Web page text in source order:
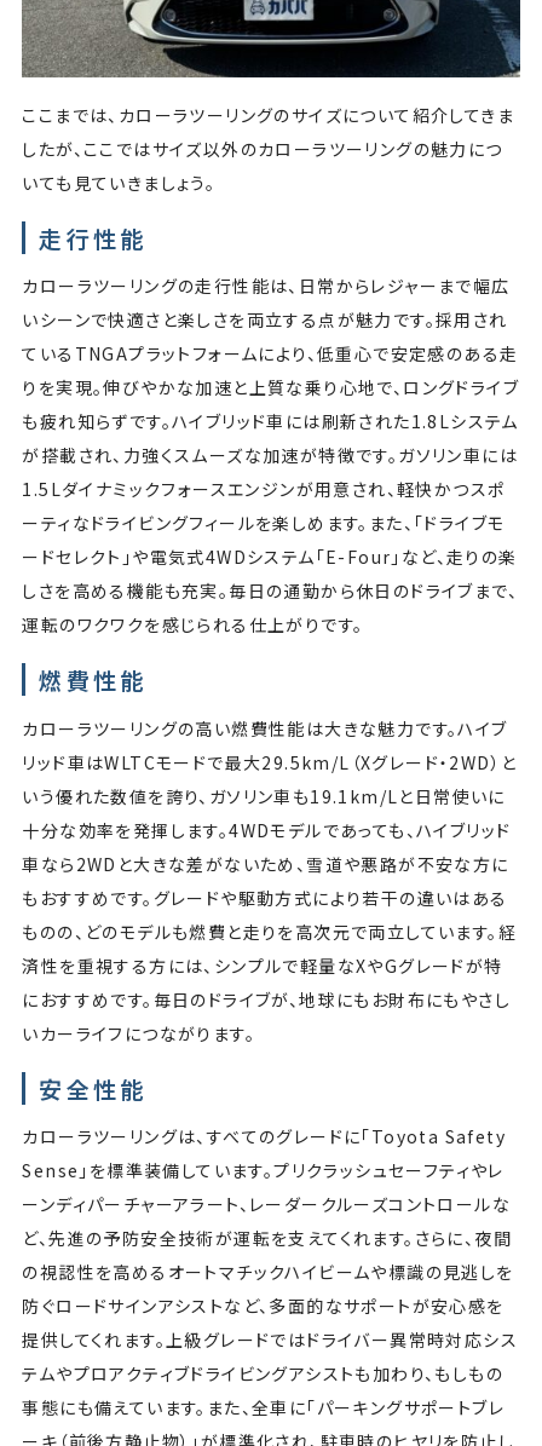
ここまでは、カローラツーリングのサイズについて紹介してきま
したが、ここではサイズ以外のカローラツーリングの魅力につ
いても見ていきましょう。
走行性能
カローラツーリングの走行性能は、日常からレジャーまで幅広
いシーンで快適さと楽しさを両立する点が魅力です。採用され
ているTNGAプラットフォームにより、低重心で安定感のある走
りを実現。伸びやかな加速と上質な乗り心地で、ロングドライブ
も疲れ知らずです。ハイブリッド車には刷新された1.8Lシステム
が搭載され、力強くスムーズな加速が特徴です。ガソリン車には
1.5Lダイナミックフォースエンジンが用意され、軽快かつスポ
ーティなドライビングフィールを楽しめます。また、「ドライブモ
ードセレクト」や電気式4WDシステム「E-Four」など、走りの楽
しさを高める機能も充実。毎日の通勤から休日のドライブまで、
運転のワクワクを感じられる仕上がりです。
燃費性能
カローラツーリングの高い燃費性能は大きな魅力です。ハイブ
リッド車はWLTCモードで最大29.5km/L（Xグレード・2WD）と
いう優れた数値を誇り、ガソリン車も19.1km/Lと日常使いに
十分な効率を発揮します。4WDモデルであっても、ハイブリッド
車なら2WDと大きな差がないため、雪道や悪路が不安な方に
もおすすめです。グレードや駆動方式により若干の違いはある
ものの、どのモデルも燃費と走りを高次元で両立しています。経
済性を重視する方には、シンプルで軽量なXやGグレードが特
におすすめです。毎日のドライブが、地球にもお財布にもやさし
いカーライフにつながります。
安全性能
カローラツーリングは、すべてのグレードに「Toyota Safety
Sense」を標準装備しています。プリクラッシュセーフティやレ
ーンディパーチャーアラート、レーダークルーズコントロールな
ど、先進の予防安全技術が運転を支えてくれます。さらに、夜間
の視認性を高めるオートマチックハイビームや標識の見逃しを
防ぐロードサインアシストなど、多面的なサポートが安心感を
提供してくれます。上級グレードではドライバー異常時対応シス
テムやプロアクティブドライビングアシストも加わり、もしもの
事態にも備えています。また、全車に「パーキングサポートブレ